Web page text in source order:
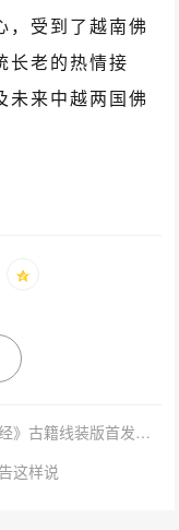
，受到了越南佛
长老的热情接
未来中越两国佛
上一篇：广州光孝寺整理出版的《乾隆大藏经》古籍线装版首发揭幕
这样说